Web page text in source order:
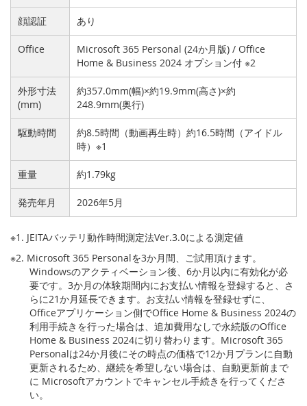
顔認証 あり
Office
Microsoft 365 Personal (24か月版) / Office
Home & Business 2024 オプション付 ※2
外形寸法
(mm)
約357.0mm(幅)×約19.9mm(高さ)×約
248.9mm(奥行)
駆動時間
約8.5時間（動画再生時）約16.5時間（アイドル
時）※1
重量 約1.79kg
発売年月 2026年5月
※1. JEITAバッテリ動作時間測定法Ver.3.0による測定値
※2. Microsoft 365 Personalを3か月間、ご試用頂けます。
Windowsのアクティベーション後、6か月以内に有効化が必
要です。3か月の体験期間内にお支払い情報を登録すると、さ
らに21か月延長できます。お支払い情報を登録せずに、
Officeアプリケーション側でOffice Home & Business 2024の
利用手続きを行った場合は、追加費用なしで永続版のOffice
Home & Business 2024に切り替わります。Microsoft 365
Personalは24か月後にその時点の価格で12か月プランに自動
更新されるため、継続を希望しない場合は、自動更新前まで
に Microsoftアカウントでキャンセル手続きを行ってくださ
い。